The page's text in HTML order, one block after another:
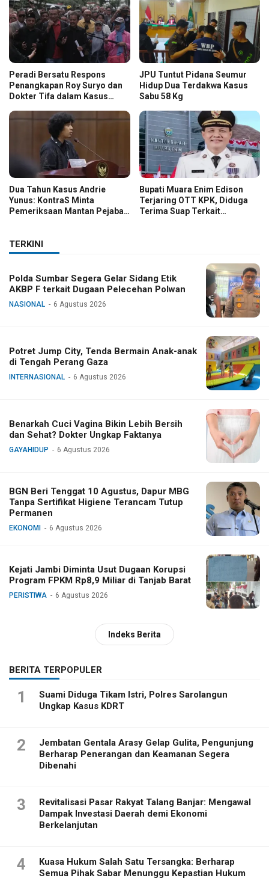
Peradi Bersatu Respons
Penangkapan Roy Suryo dan
Dokter Tifa dalam Kasus
JPU Tuntut Pidana Seumur
Hidup Dua Terdakwa Kasus
Sabu 58 Kg
Dua Tahun Kasus Andrie
Yunus: KontraS Minta
Pemeriksaan Mantan Pejabat
Bupati Muara Enim Edison
Terjaring OTT KPK, Diduga
Terima Suap Terkait
TERKINI
Polda Sumbar Segera Gelar Sidang Etik
AKBP F terkait Dugaan Pelecehan Polwan
NASIONAL 6 Agustus 2026
Potret Jump City, Tenda Bermain Anak-anak
di Tengah Perang Gaza
INTERNASIONAL 6 Agustus 2026
Benarkah Cuci Vagina Bikin Lebih Bersih
dan Sehat? Dokter Ungkap Faktanya
GAYAHIDUP 6 Agustus 2026
BGN Beri Tenggat 10 Agustus, Dapur MBG
Tanpa Sertifikat Higiene Terancam Tutup
Permanen
EKONOMI 6 Agustus 2026
Kejati Jambi Diminta Usut Dugaan Korupsi
Program FPKM Rp8,9 Miliar di Tanjab Barat
PERISTIWA 6 Agustus 2026
Indeks Berita
BERITA TERPOPULER
1
Suami Diduga Tikam Istri, Polres Sarolangun
Ungkap Kasus KDRT
2
Jembatan Gentala Arasy Gelap Gulita, Pengunjung
Berharap Penerangan dan Keamanan Segera
Dibenahi
3
Revitalisasi Pasar Rakyat Talang Banjar: Mengawal
Dampak Investasi Daerah demi Ekonomi
Berkelanjutan
4
Kuasa Hukum Salah Satu Tersangka: Berharap
Semua Pihak Sabar Menunggu Kepastian Hukum